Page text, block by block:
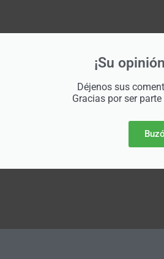
¡Su
Déjenos sus
Gracias por ser
la Fecha FIFA de septiembre